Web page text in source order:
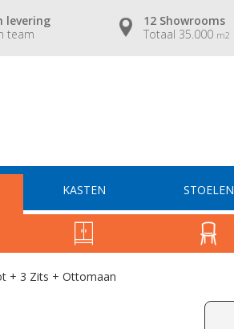
levering
team
12 Showrooms
Totaal 35.000 m2
KASTEN STOELEN
+ 3 Zits + Ottomaan